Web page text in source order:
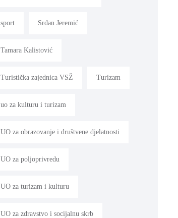
sport Srđan Jeremić
Tamara Kalistović
Turistička zajednica VSŽ Turizam
uo za kulturu i turizam
UO za obrazovanje i društvene djelatnosti
UO za poljoprivredu
UO za turizam i kulturu
UO za zdravstvo i socijalnu skrb